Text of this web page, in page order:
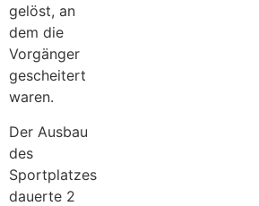
gelöst, an
dem die
Vorgänger
gescheitert
waren.
Der Ausbau
des
Sportplatzes
dauerte 2